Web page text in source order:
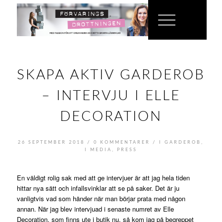
SKAPA AKTIV GARDEROB
– INTERVJU I ELLE
DECORATION
26 SEPTEMBER 2018 / 0 KOMMENTARER / IGARDEROB,
I MEDIA , PRESS
En väldigt rolig sak med att ge intervjuer är att jag hela tiden
hittar nya sätt och infallsvinklar att se på saker. Det är ju
vanligtvis vad som händer när man börjar prata med någon
annan. När jag blev intervjuad i senaste numret av Elle
Decoration, som finns ute i butik nu, så kom jag på begreppet